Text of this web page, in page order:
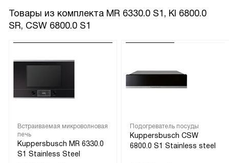
Товары из комплекта MR 6330.0 S1, KI 6800.0
SR, CSW 6800.0 S1
Встраиваемая микроволновая
печь
Kuppersbusch MR 6330.0
S1 Stainless Steel
Подогреватель посуды
Kuppersbusch CSW
6800.0 S1 Stainless steel